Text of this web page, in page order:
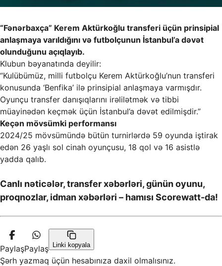
“Fənərbaxça” Kerem Aktürkoğlu transferi üçün prinsipial
anlaşmaya varıldığını və futbolçunun İstanbul’a dəvət
olunduğunu açıqlayıb.
Klubun bəyanatında deyilir:
“Kulübümüz, milli futbolçu Kerem Aktürkoğlu’nun transferi
konusunda ‘Benfika’ ilə prinsipial anlaşmaya varmışdır.
Oyunçu transfer danışıqlarını irəlilətmək və tibbi
müayinədən keçmək üçün İstanbul’a dəvət edilmişdir.”
Keçən mövsümki performansı
2024/25 mövsümündə bütün turnirlərdə 59 oyunda iştirak
edən 26 yaşlı sol cinah oyunçusu, 18 qol və 16 asistlə
yadda qalıb.
Canlı nəticələr, transfer xəbərləri, günün oyunu,
proqnozlar, idman xəbərləri – hamısı Scorewatt-da!
PaylaşPaylaş Linki kopyala
Şərh yazmaq üçün hesabınıza daxil olmalısınız.